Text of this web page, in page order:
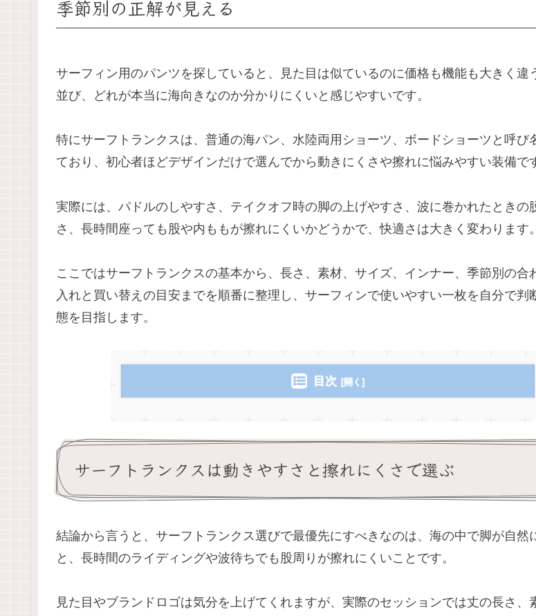
季節別の正解が見える
サーフィン用のパンツを探していると、見た目は似ているのに価格も機能も大きく違
並び、どれが本当に海向きなのか分かりにくいと感じやすいです。
特にサーフトランクスは、普通の海パン、水陸両用ショーツ、ボードショーツと呼び
ており、初心者ほどデザインだけで選んでから動きにくさや擦れに悩みやすい装備で
実際には、パドルのしやすさ、テイクオフ時の脚の上げやすさ、波に巻かれたときの
さ、長時間座っても股や内ももが擦れにくいかどうかで、快適さは大きく変わります。
ここではサーフトランクスの基本から、長さ、素材、サイズ、インナー、季節別の合
入れと買い替えの目安までを順番に整理し、サーフィンで使いやすい一枚を自分で判
態を目指します。
目次
サーフトランクスは動きやすさと擦れにくさで選ぶ
結論から言うと、サーフトランクス選びで最優先にすべきなのは、海の中で脚が自然
と、長時間のライディングや波待ちでも股周りが擦れにくいことです。
見た目やブランドロゴは気分を上げてくれますが、実際のセッションでは丈の長さ、